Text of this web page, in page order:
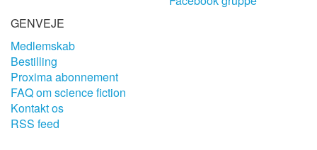
GENVEJE
Medlemskab
Bestilling
Proxima abonnement
FAQ om science fiction
Kontakt os
RSS feed